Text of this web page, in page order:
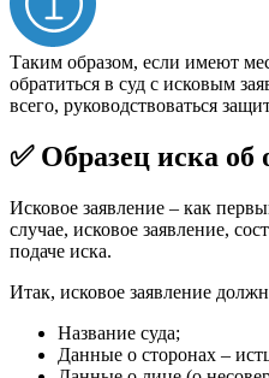
Таким образом, если имеют
обратиться в суд с исковым
всего, руководствоваться
✅ Образец иска
Исковое заявление – как
случае, исковое заявление,
подаче иска.
Итак, исковое заявление
Название суда;
Данные о сторонах –